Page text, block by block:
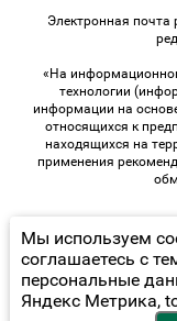
Электронная почта
«На
технологии
информации на
относящихся к
находящихся на
применения
© 2026
Мы используем
соглашаетесь с
персональные
Яндекс Метрика,